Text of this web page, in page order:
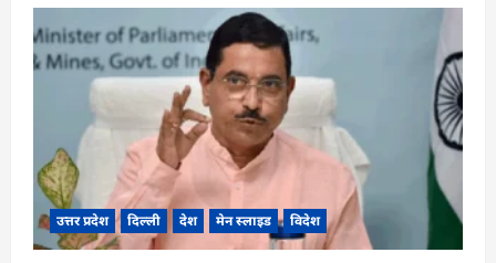
कृषि
कानून
से
लेकर
प्रधान
की
विदाई
बीते
12
साल
में
मोदी
सरकार
ने
कब-
उत्तर प्रदेश दिल्ली देश मेन स्लाइड विदेश